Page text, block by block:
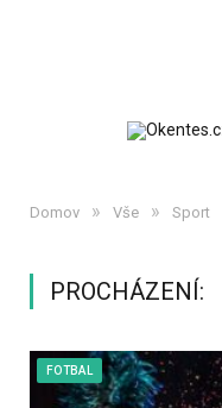
Domov » Vše » Sport
PROCHÁZENÍ:
FOTBAL